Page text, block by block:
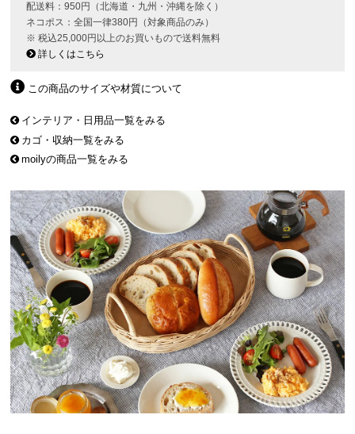
配送料：950円（北海道・九州・沖縄を除く）
ネコポス：全国一律380円（対象商品のみ）
※ 税込25,000円以上のお買いもので送料無料
詳しくはこちら
この商品のサイズや材質について
インテリア・日用品一覧をみる
カゴ・収納一覧をみる
moilyの商品一覧をみる